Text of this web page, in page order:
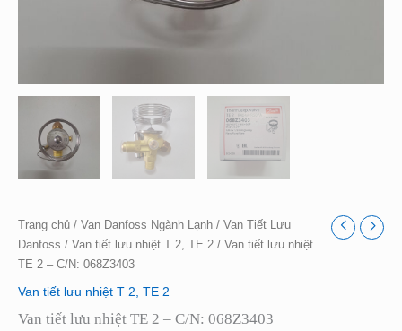
Trang chủ / Van Danfoss Ngành Lạnh / Van Tiết Lưu
Danfoss / Van tiết lưu nhiệt T 2, TE 2 / Van tiết lưu nhiệt
TE 2 – C/N: 068Z3403
Van tiết lưu nhiệt T 2, TE 2
Van tiết lưu nhiệt TE 2 – C/N: 068Z3403